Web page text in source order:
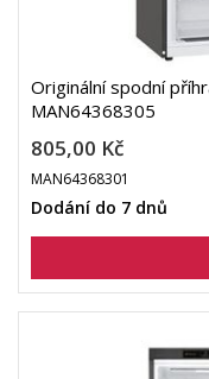
Originální spodní
MAN64368305
805,00 Kč
MAN64368301
Dodání do 7 dnů